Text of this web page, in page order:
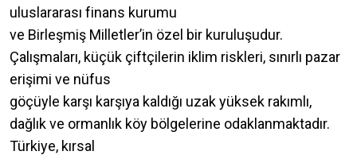
uluslararası finans kurumu
ve Birleşmiş Milletler’in özel bir kuruluşudur.
Çalışmaları, küçük çiftçilerin iklim riskleri, sınırlı pazar
erişimi ve nüfus
göçüyle karşı karşıya kaldığı uzak yüksek rakımlı,
dağlık ve ormanlık köy bölgelerine odaklanmaktadır.
Türkiye, kırsal